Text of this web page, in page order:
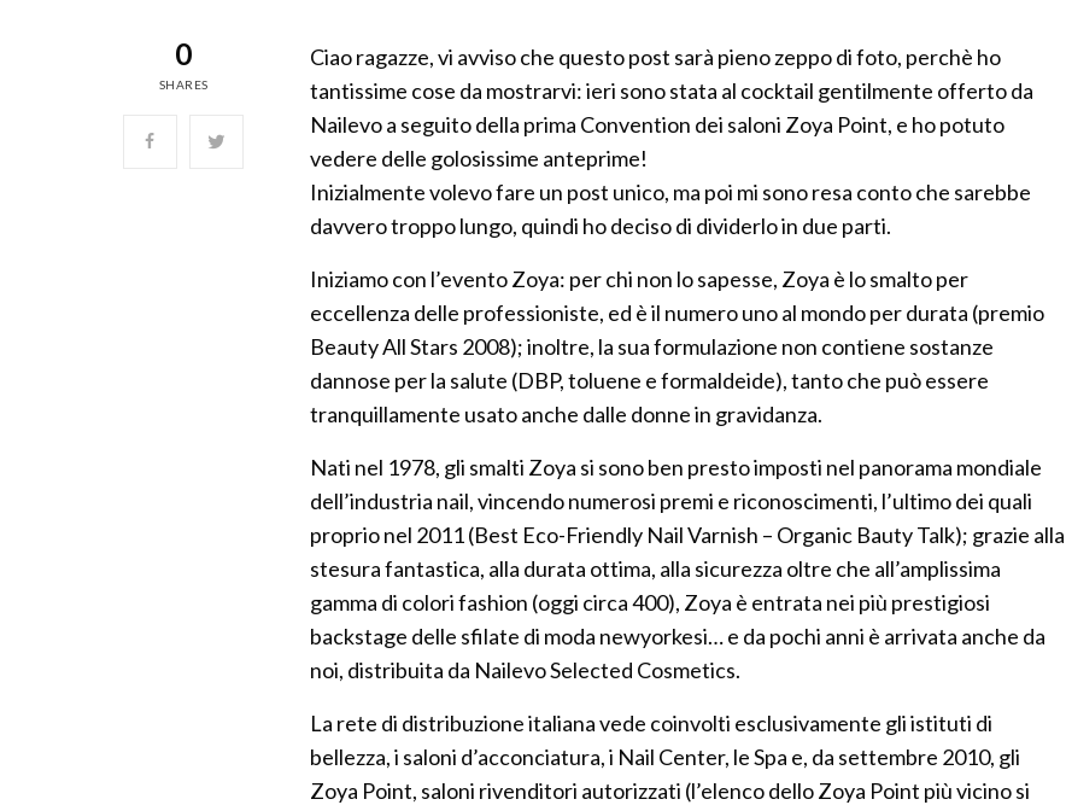
0
SHARES
Ciao ragazze, vi avviso che questo post sarà pieno zeppo di foto, perchè ho
tantissime cose da mostrarvi: ieri sono stata al cocktail gentilmente offerto da
Nailevo a seguito della prima Convention dei saloni Zoya Point, e ho potuto
vedere delle golosissime anteprime!
Inizialmente volevo fare un post unico, ma poi mi sono resa conto che sarebbe
davvero troppo lungo, quindi ho deciso di dividerlo in due parti.
Iniziamo con l’evento Zoya: per chi non lo sapesse, Zoya è lo smalto per
eccellenza delle professioniste, ed è il numero uno al mondo per durata (premio
Beauty All Stars 2008); inoltre, la sua formulazione non contiene sostanze
dannose per la salute (DBP, toluene e formaldeide), tanto che può essere
tranquillamente usato anche dalle donne in gravidanza.
Nati nel 1978, gli smalti Zoya si sono ben presto imposti nel panorama mondiale
dell’industria nail, vincendo numerosi premi e riconoscimenti, l’ultimo dei quali
proprio nel 2011 (Best Eco-Friendly Nail Varnish – Organic Bauty Talk); grazie alla
stesura fantastica, alla durata ottima, alla sicurezza oltre che all’amplissima
gamma di colori fashion (oggi circa 400), Zoya è entrata nei più prestigiosi
backstage delle sfilate di moda newyorkesi… e da pochi anni è arrivata anche da
noi, distribuita da Nailevo Selected Cosmetics.
La rete di distribuzione italiana vede coinvolti esclusivamente gli istituti di
bellezza, i saloni d’acconciatura, i Nail Center, le Spa e, da settembre 2010, gli
Zoya Point, saloni rivenditori autorizzati (l’elenco dello Zoya Point più vicino si